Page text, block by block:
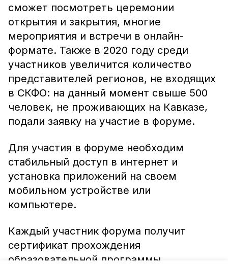
сможет посмотреть церемонии
открытия и закрытия, многие
мероприятия и встречи в онлайн-
формате. Также в 2020 году среди
участников увеличится количество
представителей регионов, не входящих
в СКФО: на данный момент свыше 500
человек, не проживающих на Кавказе,
подали заявку на участие в форуме.
Для участия в форуме необходим
стабильный доступ в интернет и
установка приложений на своем
мобильном устройстве или
компьютере.
Каждый участник форума получит
сертификат прохождения
образовательной программы.